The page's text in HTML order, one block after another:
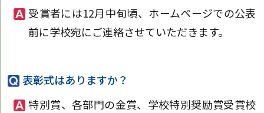
受賞者には12月中旬頃、ホームページでの公表
前に学校宛にご連絡させていただきます。
表彰式はありますか？
特別賞、各部門の金賞、学校特別奨励賞受賞校